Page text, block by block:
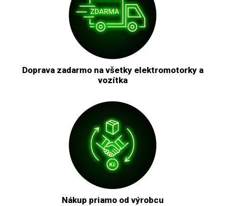
Doprava zadarmo na všetky elektromotorky a
vozítka
Nákup priamo od výrobcu